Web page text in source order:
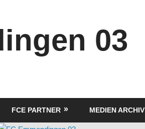
03
FCE PARTNER MEDIEN ARCHIV